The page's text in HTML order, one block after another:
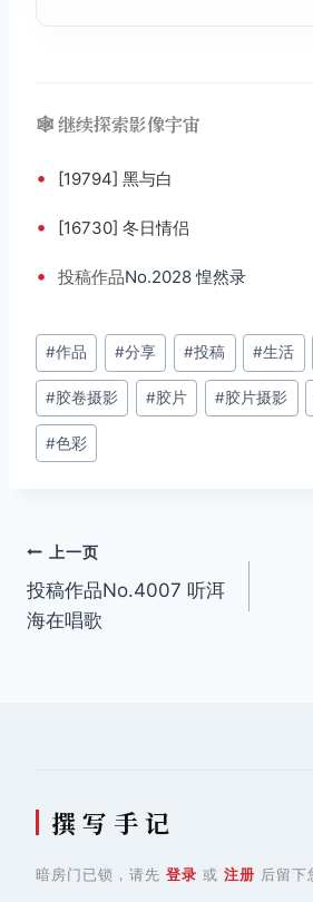
🕸️ 继续探索影像宇宙
• [19794] 黑与白
• [16730] 冬日情侣
• 投稿作品No.2028 惶然录
文
章
标
签：
#作品 #分享 #投稿 #生活
#胶卷摄影 #胶片 #胶片摄影
#色彩
文
章
上一页
投稿作品No.4007 听洱
海在唱歌
撰 写 手 记
暗房门已锁，请先 登录 或 注册 后留下